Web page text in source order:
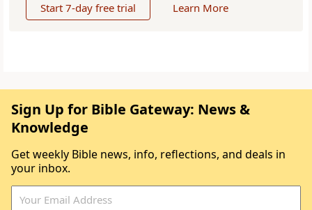
Start 7-day free trial Learn More
Sign Up for Bible Gateway: News &
Knowledge
Get weekly Bible news, info, reflections, and deals in
your inbox.